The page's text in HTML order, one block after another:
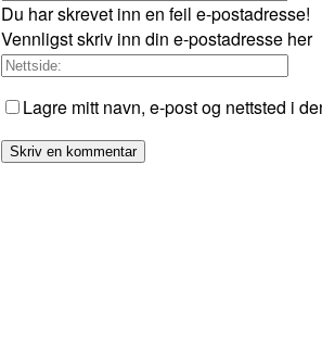
Du har skrevet inn en feil e-postadresse!
Vennligst skriv inn din e-postadresse her
Lagre mitt navn, e-post og nettsted i